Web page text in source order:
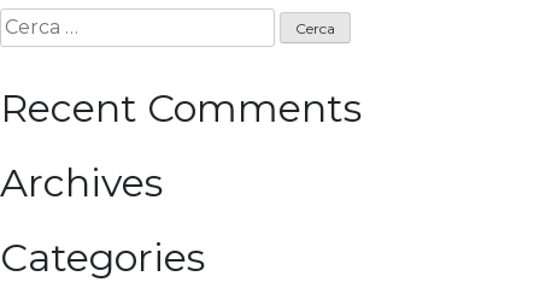
Ricerca
per:
Recent Comments
Archives
Categories